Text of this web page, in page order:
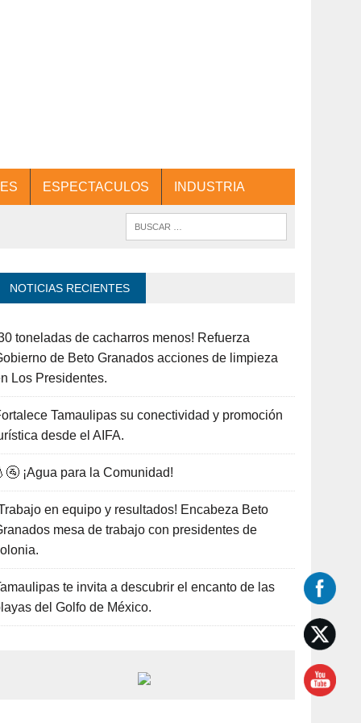
ESPECTACULOS INDUSTRIA
NOTICIAS RECIENTES
toneladas de cacharros menos! Refuerza
de Beto Granados acciones de limpieza
Los Presidentes.
Tamaulipas su conectividad y promoción
desde el AIFA.
¡Agua para la Comunidad!
en equipo y resultados! Encabeza Beto
mesa de trabajo con presidentes de
te invita a descubrir el encanto de las
del Golfo de México.